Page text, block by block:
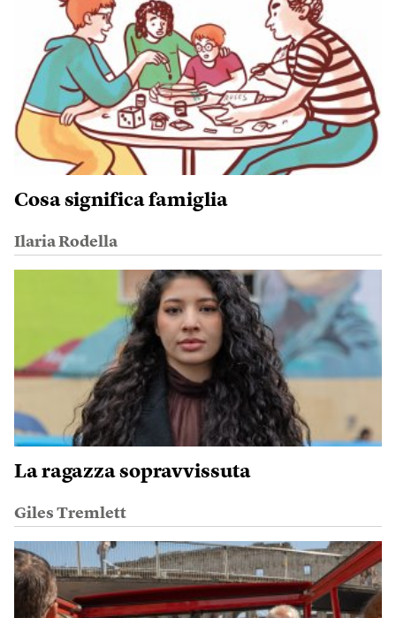
Cosa significa famiglia
Ilaria Rodella
La ragazza sopravvissuta
Giles Tremlett